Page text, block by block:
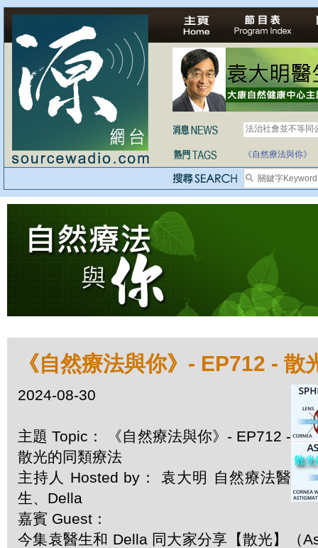
法治社會並不等同
自家教育合法化-
《自然療法與你》
《自然療法與你》- EP712 - 散
2024-08-30
主題 Topic： 《自然療法與你》- EP712 -
散光的同類療法
主持人 Hosted by： 袁大明 自然療法醫
生、Della
嘉賓 Guest：
今集袁醫生和 Della 同大家分享【散光】（